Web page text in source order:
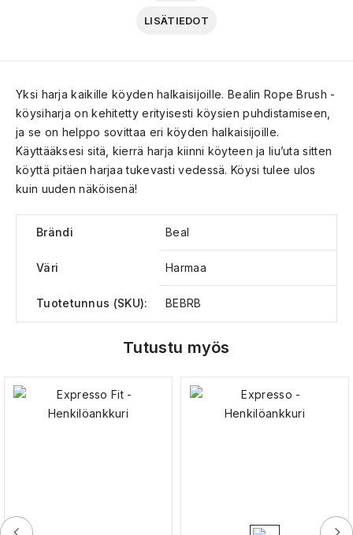
LISÄTIEDOT
Yksi harja kaikille köyden halkaisijoille. Bealin Rope Brush -
köysiharja on kehitetty erityisesti köysien puhdistamiseen,
ja se on helppo sovittaa eri köyden halkaisijoille.
Käyttääksesi sitä, kierrä harja kiinni köyteen ja liu’uta sitten
köyttä pitäen harjaa tukevasti vedessä. Köysi tulee ulos
kuin uuden näköisenä!
Brändi Beal
Väri Harmaa
Tuotetunnus (SKU): BEBRB
Tutustu myös